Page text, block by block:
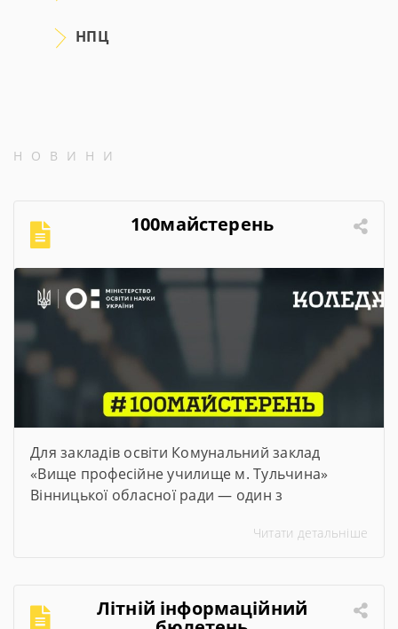
НПЦ
НОВИНИ
100майстерень
Для закладів освіти Комунальний заклад
«Вище професійне училище м. Тульчина»
Вінницької обласної ради — один з
реалізується @Міністерством освіти і науки
професійної та фахової передвищої освіти,
щоб студенти мали змогу опановувати сучасні
Читати детальніше
Літній інформаційний